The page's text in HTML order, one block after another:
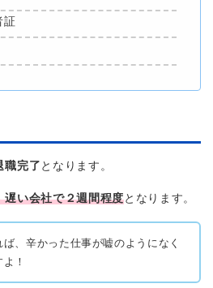
証
職完了 となります。
遅い会社で２週間程度となります。
ば、辛かった仕事が嘘のようになく
！